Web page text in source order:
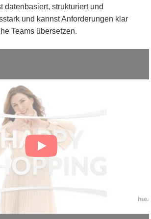
datenbasiert, strukturiert und
und kannst Anforderungen klar
Teams übersetzen.